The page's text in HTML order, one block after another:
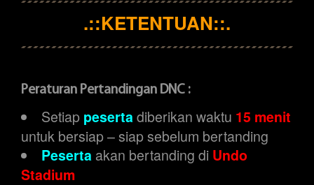
.::KETENTUAN::.
Peraturan Pertandingan DNC :
Setiap pesertadiberikan waktu 15 menit
untuk bersiap – siap sebelum bertanding
Pesertaakan bertanding di Undo
Stadium